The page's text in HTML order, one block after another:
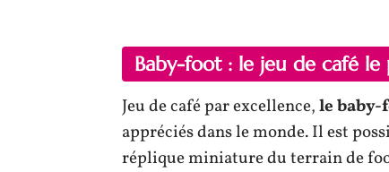
Baby-foot : le jeu de café le
Jeu de café par excellence,le baby-
appréciés dans le monde. Il est
réplique miniature du terrain de